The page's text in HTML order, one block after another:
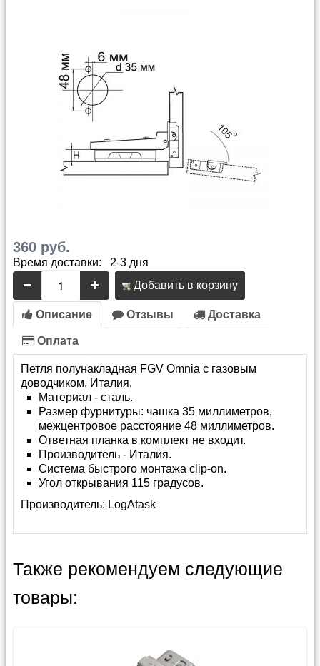
360 руб.
Время доставки: 2-3 дня
Добавить в корзину
Описание Отзывы Доставка
Оплата
Петля полунакладная FGV Omnia с газовым
доводчиком, Италия.
Материал - сталь.
Размер фурнитуры: чашка 35 миллиметров,
межцентровое расстояние 48 миллиметров.
Ответная планка в комплект не входит.
Производитель - Италия.
Система быстрого монтажа clip-on.
Угол открывания 115 градусов.
Производитель: LogAtask
Также рекомендуем следующие
товары: